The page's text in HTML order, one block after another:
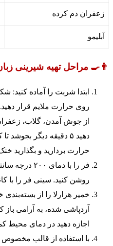
زعفران دم کرده
آبلیمو
👨‍🍳 مراحل تهیه شیرینی
ابتدا شربت را آماده کنید:
روی حرارت ملایم قرار
از جوش آمدن، گلاب،
دهید ۵ دقیقه دیگر
حرارت بردارید و بگذارید
روشن کنید. سینی فر را با
خمیر هزارلا را از
آردپاشی شده، به آرامی
اجازه دهید در دمای محیط
با استفاده از قالب مخصوص